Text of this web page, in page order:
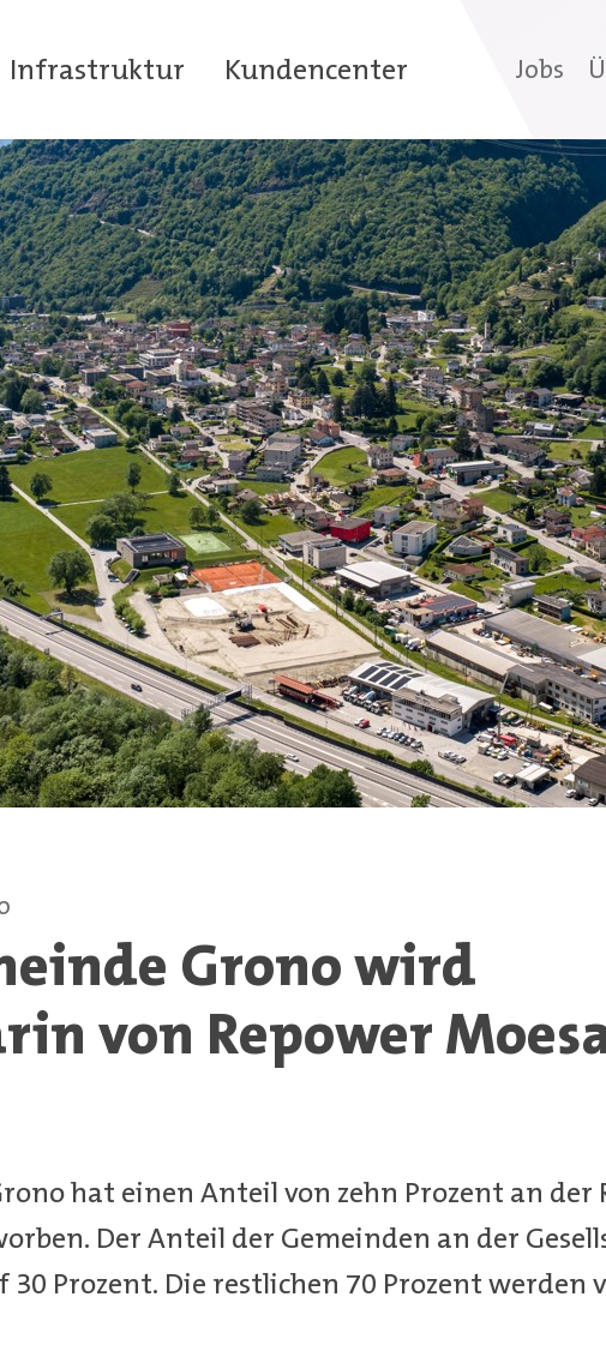
Jobs
Infrastruktur Kundencenter
Grono wird
von Repower
hat einen Anteil von zehn Prozent an der
Der Anteil der Gemeinden an der
Prozent. Die restlichen 70 Prozent werden